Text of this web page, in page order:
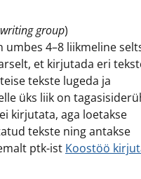
writing group)
4–8 liikmeline
et kirjutada eri
tekste lugeda ja
üks liik on
kirjutata, aga loetakse
tekste ning antakse
ptk-ist Koostöö